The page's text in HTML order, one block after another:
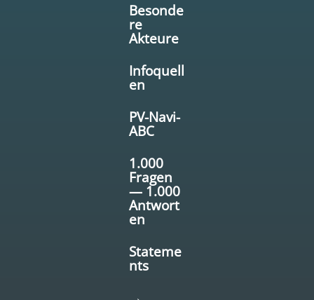
Besonde
re
Akteure
Infoquell
en
PV-Navi-
ABC
1.000
Fragen
— 1.000
Antwort
en
Stateme
nts